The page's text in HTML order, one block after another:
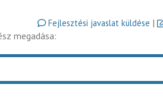
Fejlesztési javaslat küldése |
megadása: